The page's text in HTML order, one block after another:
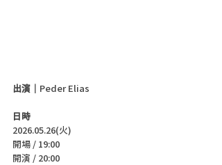
出演｜ Peder Elias
日時
2026.05.26(火)
開場 / 19:00
開演 / 20:00